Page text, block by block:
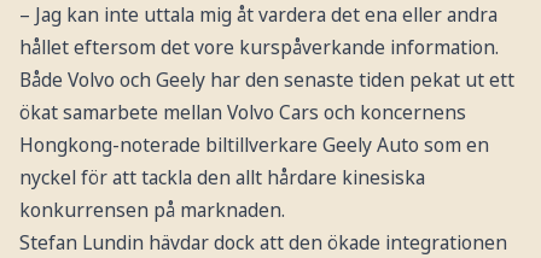
– Jag kan inte uttala mig åt vardera det ena eller andra
hållet eftersom det vore kurspåverkande information.
Både Volvo och Geely har den senaste tiden pekat ut ett
ökat samarbete mellan Volvo Cars och koncernens
Hongkong-noterade biltillverkare Geely Auto som en
nyckel för att tackla den allt hårdare kinesiska
konkurrensen på marknaden.
Stefan Lundin hävdar dock att den ökade integrationen